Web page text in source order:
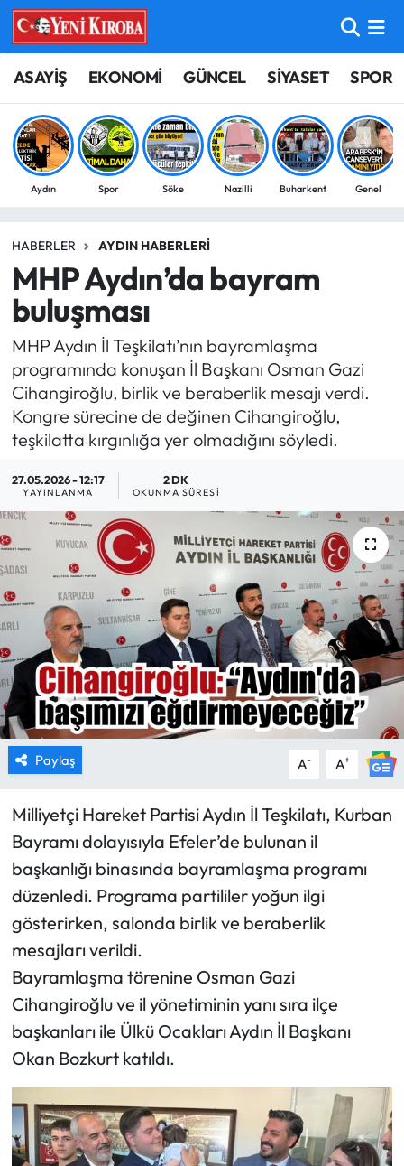
ASAYİŞ EKONOMİ GÜNCEL SİYASET SPOR
Aydın Spor Söke Nazilli Buharkent Genel
HABERLER AYDIN HABERLERI
MHP Aydın’da bayram
buluşması
MHP Aydın İl Teşkilatı’nın bayramlaşma
programında konuşan İl Başkanı Osman Gazi
Cihangiroğlu, birlik ve beraberlik mesajı verdi.
Kongre sürecine de değinen Cihangiroğlu,
teşkilatta kırgınlığa yer olmadığını söyledi.
27.05.2026 - 12:17
YAYINLANMA
2 DK
OKUNMA SÜRESI
Paylaş A- A+
Milliyetçi Hareket Partisi Aydın İl Teşkilatı, Kurban
Bayramı dolayısıyla Efeler’de bulunan il
başkanlığı binasında bayramlaşma programı
düzenledi. Programa partililer yoğun ilgi
gösterirken, salonda birlik ve beraberlik
mesajları verildi.
Bayramlaşma törenine Osman Gazi
Cihangiroğlu ve il yönetiminin yanı sıra ilçe
başkanları ile Ülkü Ocakları Aydın İl Başkanı
Okan Bozkurt katıldı.
ASAYİŞ
BİLİM-TEKNOLOJİ
ÇEVRE
EĞİTİM
EKONOMİ
GÜNCEL
GÜNDEM
MAGAZİN
SAĞLIK
SİYASET
SPOR
TARIM
TURİZM
YAŞAM
RESMİ İLANLAR
HABER İLAN
Aydın Nöbetçi Eczaneler
Aydın Hava Durumu
Aydin Namaz Vakitleri
Süper Lig Puan Durumu ve Fikstür
Tüm Manşetler
Son Dakika Haberleri
Haber Arşivi